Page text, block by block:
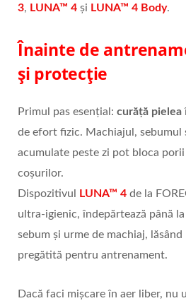
3, LUNA™ 4 și LUNA™ 4 Body.
Înainte de
și protecție
Primul pas esențial: curăță pielea
de efort fizic. Machiajul,
acumulate peste zi pot bloca
coșurilor.
Dispozitivul
LUNA™ 4 de la
ultra-igienic, îndepărtează până
sebum și urme de machiaj,
pregătită pentru antrenament.
Dacă faci mișcare în aer liber, nu